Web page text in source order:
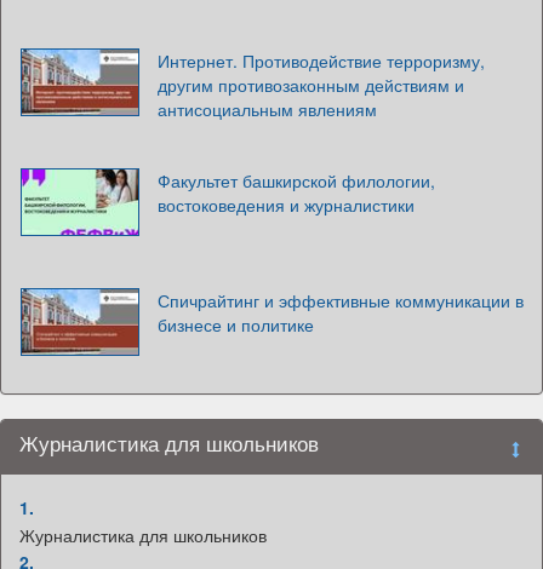
Интернет. Противодействие терроризму,
другим противозаконным действиям и
антисоциальным явлениям
Факультет башкирской филологии,
востоковедения и журналистики
Спичрайтинг и эффективные коммуникации в
бизнесе и политике
Журналистика для школьников
1.
Журналистика для школьников
2.